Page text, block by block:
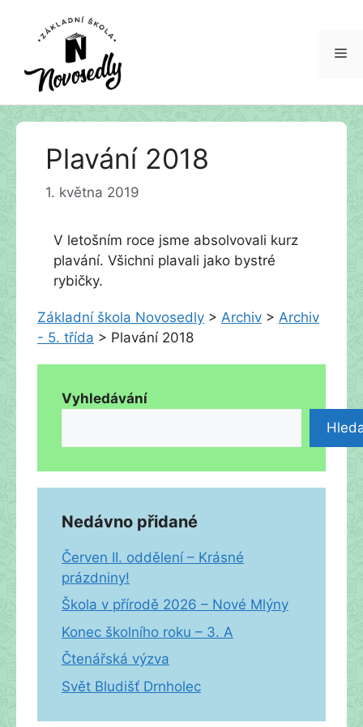
Přeskočit
Plavání 2018
1. května 2019
V letošním roce jsme absolvovali kurz
plavání. Všichni plavali jako bystré
rybičky.
Základní škola Novosedly > Archiv > Archiv
- 5. třída > Plavání 2018
Vyhledávání
Nedávno přidané
Červen II. oddělení – Krásné
prázdniny!
Škola v přírodě 2026 – Nové Mlýny
Konec školního roku – 3. A
Čtenářská výzva
Svět Bludišť Drnholec